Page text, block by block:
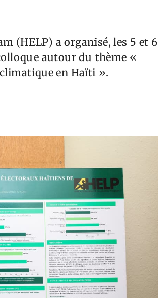
(HELP) a organisé, les 5 et 6
autour du thème «
en Haïti ».